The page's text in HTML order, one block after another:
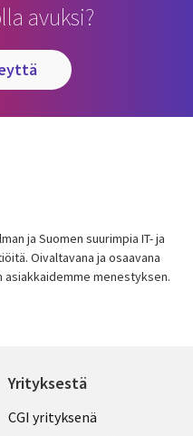
avuksi?
ja Suomen suurimpia IT- ja
Oivaltavana ja osaavana
asiakkaidemme menestyksen.
Yrityksestä
Useful
CGI yrityksenä